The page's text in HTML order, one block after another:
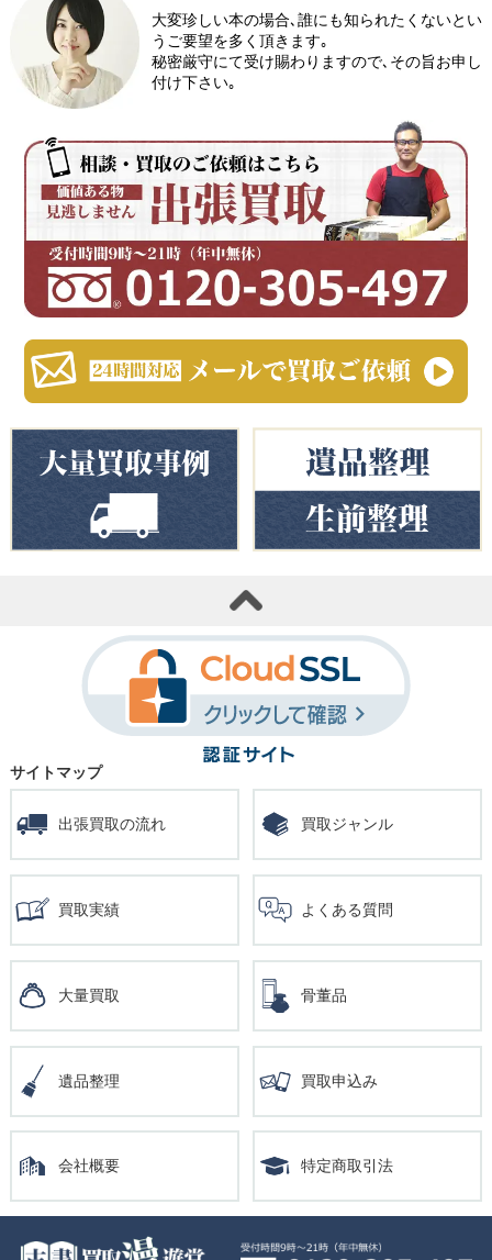
大変珍しい本の場合､誰にも知られたくないとい
うご要望を多く頂きます｡
秘密厳守にて受け賜わりますので､その旨お申し
付け下さい｡
サイトマップ
出張買取の流れ 買取ジャンル
買取実績 よくある質問
大量買取 骨董品
遺品整理 買取申込み
会社概要 特定商取引法